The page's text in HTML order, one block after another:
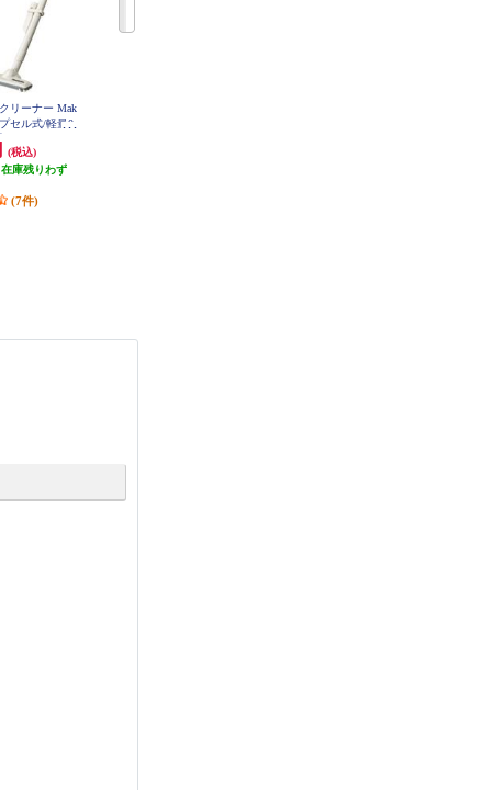
リーナー Mak
セル式/軽量0.
(税込)
庫残りわず
(7件)